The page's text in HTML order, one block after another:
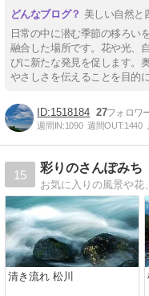
美しい自然と
日常の中に潜む季節の移ろい
融合した場所です。花や光、
びに新たな発見を促します。
やさしさを伝えることを目的
1518184 27
週間IN:1090 週間OUT:1440
15
彩りのさんぽみち
清き流れ 松川